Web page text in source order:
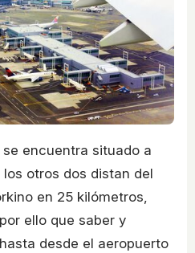
encuentra situado a
otros dos distan del
en 25 kilómetros,
ello que saber y
desde el aeropuerto